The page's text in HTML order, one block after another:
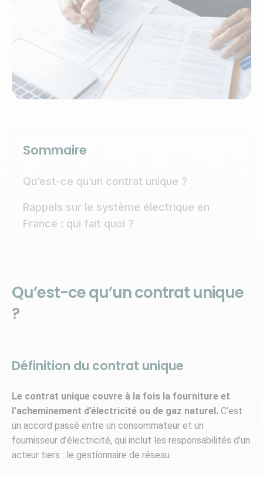
Sommaire
Qu’est-ce qu’un contrat unique ?
Rappels sur le système électrique en
France : qui fait quoi ?
Qu’est-ce qu’un contrat unique
?
Définition du contrat unique
Le contrat unique couvre à la fois la fourniture et
l’acheminement d’électricité ou de gaz naturel. C’est
un accord passé entre un consommateur et un
fournisseur d’électricité, qui inclut les responsabilités d’un
acteur tiers : le gestionnaire de réseau.